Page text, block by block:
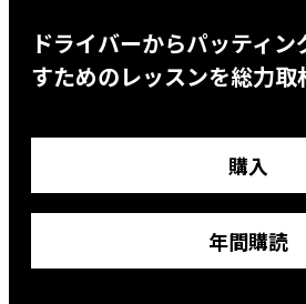
ドライバーからパッティ
すためのレッスンを総力取
購入
年間購読